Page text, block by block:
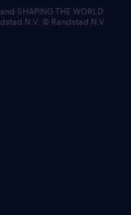
SHAPING THE WORLD
N.V. © Randstad N.V